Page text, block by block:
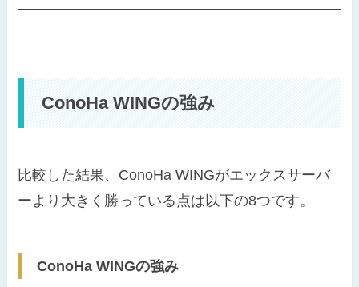
ConoHa WINGの強み
比較した結果、ConoHa WINGがエックスサーバ
ーより大きく勝っている点は以下の8つです。
ConoHa WINGの強み